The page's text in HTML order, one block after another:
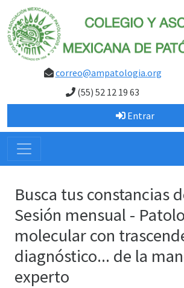
correo@ampatologia.org
(55) 52 12 19 63
Entrar
Busca tus constancias
Sesión mensual -
molecular con
diagnóstico... de la
experto